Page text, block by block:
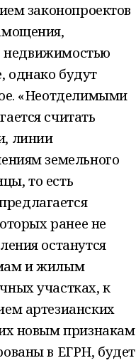
законопроектов
недвижимостью
однако будут
«Неотделимыми
считать
линии
земельного
то есть
ранее не
останутся
и жилым
участках, к
артезианских
новым признакам
в ЕГРН, будет